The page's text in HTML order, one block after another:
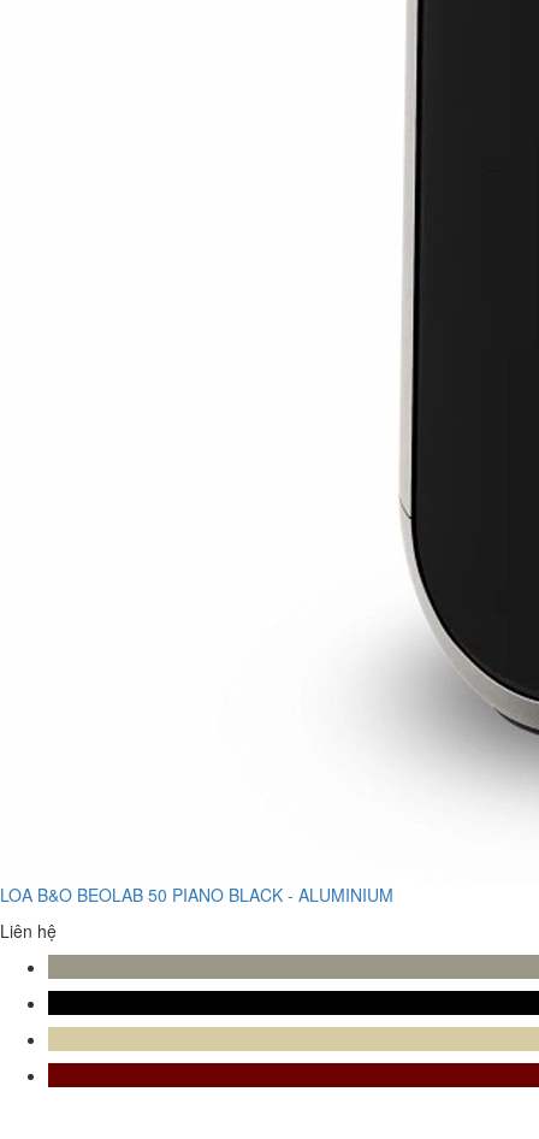
LOA B&O BEOLAB 50 PIANO BLACK - ALUMINIUM
Liên hệ